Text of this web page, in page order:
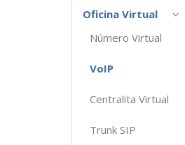
Oficina Virtual
Número Virtual
VoIP
Centralita Virtual
Trunk SIP